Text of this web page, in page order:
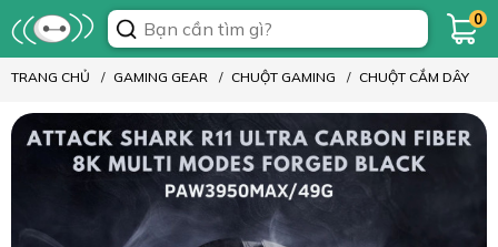
0
TRANG CHỦ GAMING GEAR CHUỘT GAMING CHUỘT CẮM DÂY